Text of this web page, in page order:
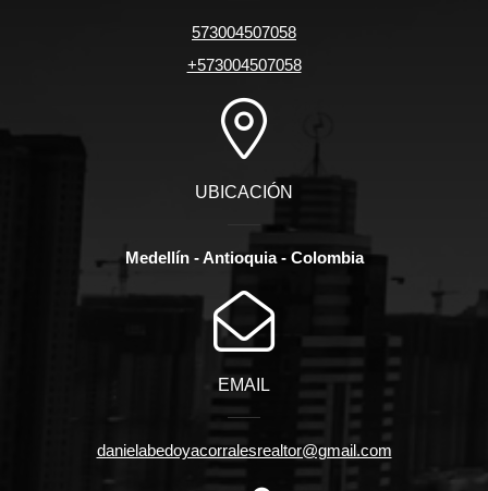
573004507058
+573004507058
UBICACIÓN
Medellín - Antioquia - Colombia
EMAIL
danielabedoyacorralesrealtor@gmail.com